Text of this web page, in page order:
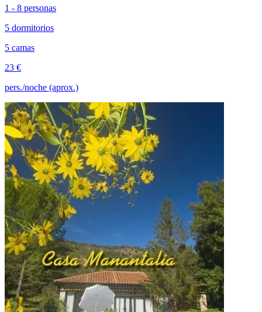
1 - 8 personas
5 dormitorios
5 camas
23 €
pers./noche (aprox.)